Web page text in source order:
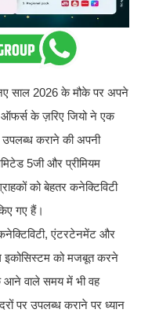
नए साल 2026 के मौके पर अपने
ऑफर्स के ज़रिए जियो ने एक
उपलब्ध कराने की अपनी
5जी और प्रीमियम
को बेहतर कनेक्टिविटी
गए हैं।
एंटरटेनमेंट और
को मजबूत करने
आने वाले समय में भी वह
पर उपलब्ध कराने पर ध्यान